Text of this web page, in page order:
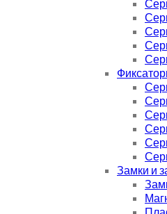
Замки и